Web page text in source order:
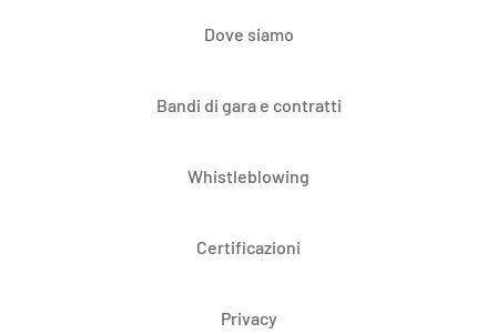
Dove siamo
Bandi di gara e contratti
Whistleblowing
Certificazioni
Privacy